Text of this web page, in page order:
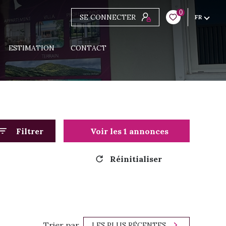
SE CONNECTER
0
FR
ESTIMATION CONTACT
Filtrer Voir les 1 annonces
Réinitialiser